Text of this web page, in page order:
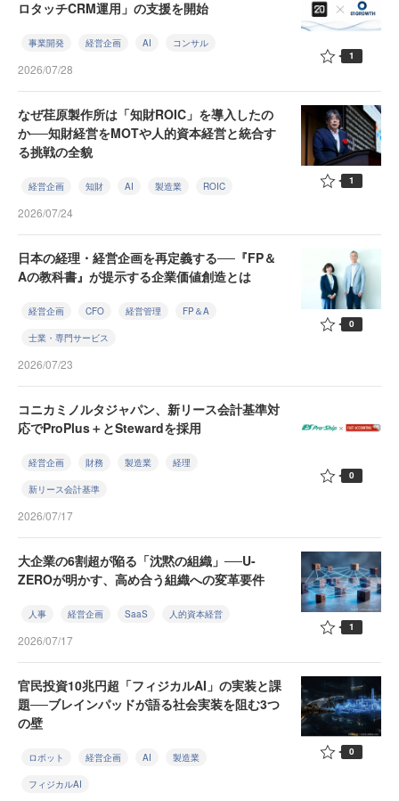
ロタッチCRM運用」の支援を開始
事業開発 経営企画 AI コンサル
2026/07/28
1
なぜ荏原製作所は「知財ROIC」を導入したの
か──知財経営をMOTや人的資本経営と統合す
る挑戦の全貌
経営企画 知財 AI 製造業 ROIC
2026/07/24
1
日本の経理・経営企画を再定義する──『FP＆
Aの教科書』が提示する企業価値創造とは
経営企画 CFO 経営管理 FP＆A
士業・専門サービス
2026/07/23
0
コニカミノルタジャパン、新リース会計基準対
応でProPlus＋とStewardを採用
経営企画 財務 製造業 経理
新リース会計基準
2026/07/17
0
大企業の6割超が陥る「沈黙の組織」──U-
ZEROが明かす、高め合う組織への変革要件
人事 経営企画 SaaS 人的資本経営
2026/07/17
1
官民投資10兆円超「フィジカルAI」の実装と課
題──ブレインパッドが語る社会実装を阻む3つ
の壁
ロボット 経営企画 AI 製造業
フィジカルAI
0